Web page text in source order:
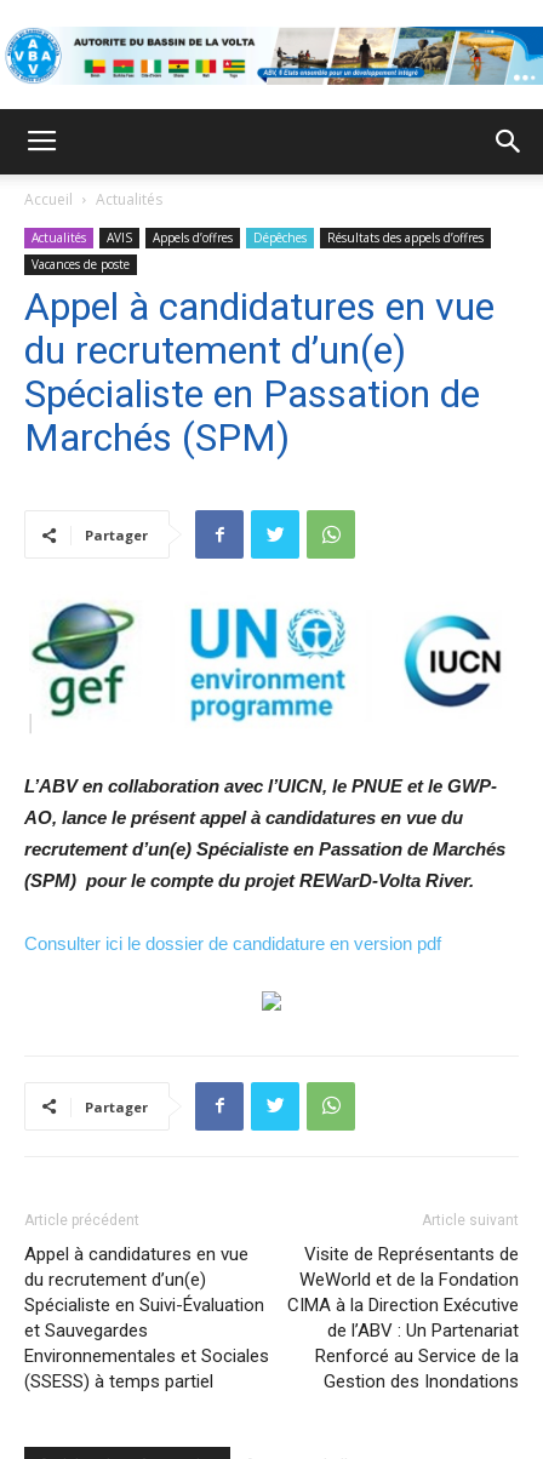
Accueil Actualités
Actualités AVIS Appels d’offres Dépêches
Résultats des appels d’offres
Vacances de poste
Appel à candidatures en vue
du recrutement d’un(e)
Spécialiste en Passation de
Marchés (SPM)
Partager
L’ABV en collaboration avec l’UICN, le PNUE et le GWP-
AO, lance le présent appel à candidatures en vue du
recrutement d’un(e) Spécialiste en Passation de Marchés
(SPM) pour le compte du projet REWarD-Volta River.
Consulter ici le dossier de candidature en version pdf
Partager
Article précédent
Appel à candidatures en vue
du recrutement d’un(e)
Spécialiste en Suivi-Évaluation
et Sauvegardes
Environnementales et Sociales
(SSESS) à temps partiel
Article suivant
Visite de Représentants de
WeWorld et de la Fondation
CIMA à la Direction Exécutive
de l’ABV : Un Partenariat
Renforcé au Service de la
Gestion des Inondations